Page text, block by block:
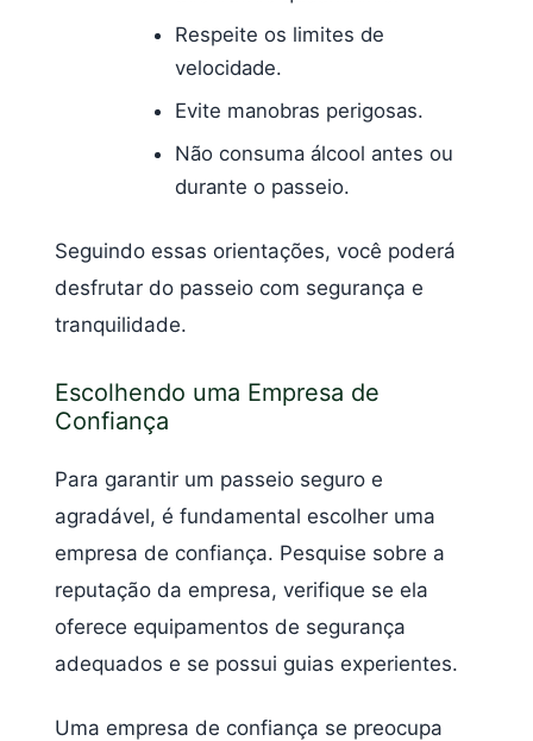
Respeite os limites de
velocidade.
Evite manobras perigosas.
Não consuma álcool antes ou
durante o passeio.
Seguindo essas orientações, você poderá
desfrutar do passeio com segurança e
tranquilidade.
Escolhendo uma Empresa de
Confiança
Para garantir um passeio seguro e
agradável, é fundamental escolher uma
empresa de confiança. Pesquise sobre a
reputação da empresa, verifique se ela
oferece equipamentos de segurança
adequados e se possui guias experientes.
Uma empresa de confiança se preocupa